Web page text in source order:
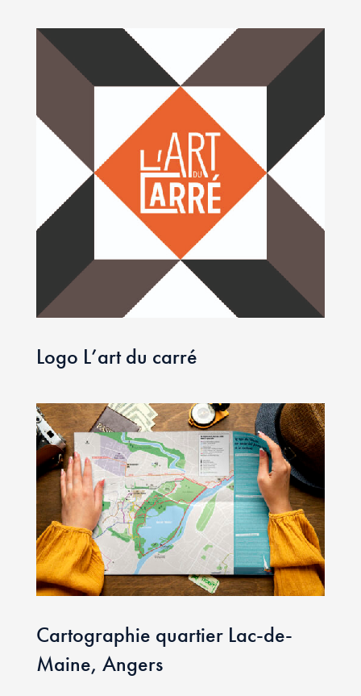
Logo L’art du carré
Cartographie quartier Lac-de-
Maine, Angers